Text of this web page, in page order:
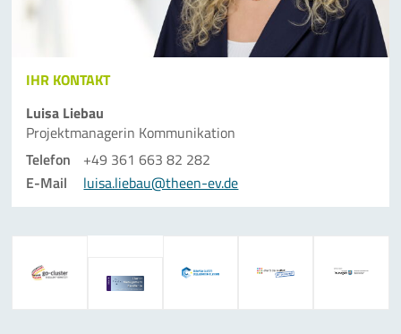
IHR KONTAKT
Luisa Liebau
Projektmanagerin Kommunikation
Telefon
+49 361 663 82 282
E-Mail
luisa.liebau@theen-ev.de